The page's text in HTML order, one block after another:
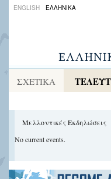
ENGLISH ΕΛΛΗΝΙΚΑ
ΣΧΕΤΙΚΑ
Μελλοντικές Εκδηλώσεις
No current events.